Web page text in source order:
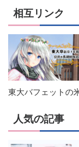
相互リンク
東大バフェットの
人気の記事